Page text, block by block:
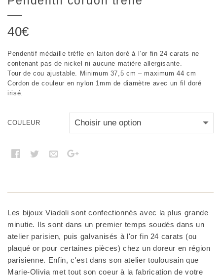
40€
Pendentif médaille trèfle en laiton doré à l’or fin 24 carats ne
contenant pas de nickel ni aucune matière allergisante.
Tour de cou ajustable. Minimum 37,5 cm – maximum 44 cm
Cordon de couleur en nylon 1mm de diamètre avec un fil doré
irisé.
COULEUR
Les bijoux Viadoli sont confectionnés avec la plus grande
minutie. Ils sont dans un premier temps soudés dans un
atelier parisien, puis galvanisés à l'or fin 24 carats (ou
plaqué or pour certaines pièces) chez un doreur en région
parisienne. Enfin, c'est dans son atelier toulousain que
Marie-Olivia met tout son coeur à la fabrication de votre